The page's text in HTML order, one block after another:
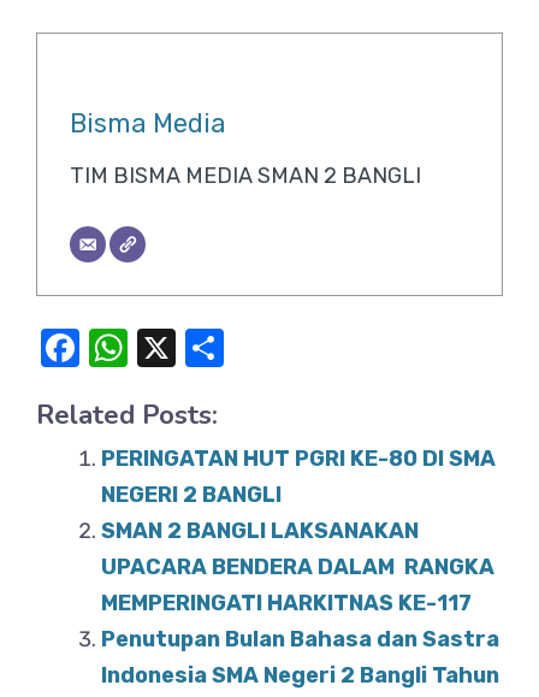
Bisma Media
TIM BISMA MEDIA SMAN 2 BANGLI
F
c
e
o
W
at
s
A
p
p
X
e
Related Posts:
PERINGATAN HUT PGRI KE-80 DI SMA
NEGERI 2 BANGLI
SMAN 2 BANGLI LAKSANAKAN
UPACARA BENDERA DALAM RANGKA
MEMPERINGATI HARKITNAS KE-117
Penutupan Bulan Bahasa dan Sastra
Indonesia SMA Negeri 2 Bangli Tahun